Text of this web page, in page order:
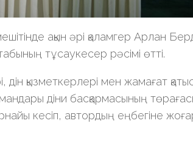
ақын әрі қаламгер Арлан
тұсаукесер рәсімі өтті.
дін қызметкерлері мен жамағат
діни басқармасының
кесіп, автордың еңбегіне